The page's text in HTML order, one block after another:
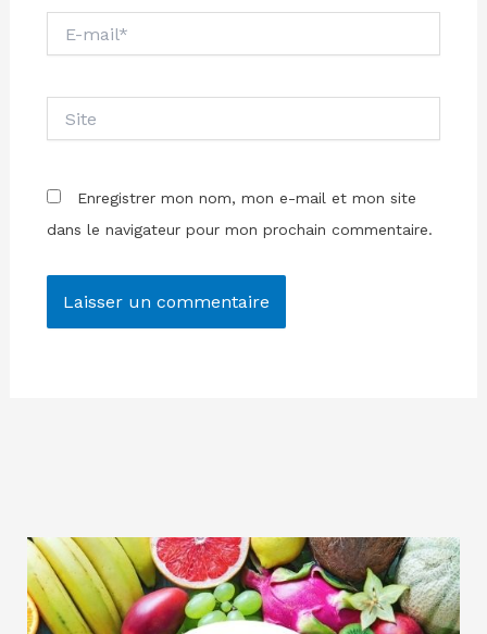
mail*
Enregistrer mon nom, mon e-mail et mon site
dans le navigateur pour mon prochain commentaire.